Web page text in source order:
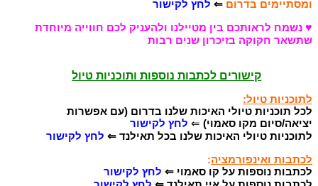
ומסתיימים בדרום ⇐ לחץ לקישור
♥ נשמח לראותכם בין מטיילנו ולהעניק לכם חווייה מיוחדת
שתשאר חקוקה בזיכרון שנים רבות
קישורים לכתבות נוספות ותוכניות טיול
לתוכניות טיול:
לכל תוכניות טיולי האיכות שלנו בדרום (עם אפשרות
יציאה/סיום מקו סאמוי) ⇐ לחץ לקישור
לתוכניות טיולי האיכות שלנו בכל תאילנד ⇐ לחץ לקישור
לכתבות ואינפורמציה:
לכתבות נוספות על קו סאמוי ⇐ לחץ לקישור